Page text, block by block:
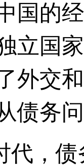
国的
立国
外交
债务
代，